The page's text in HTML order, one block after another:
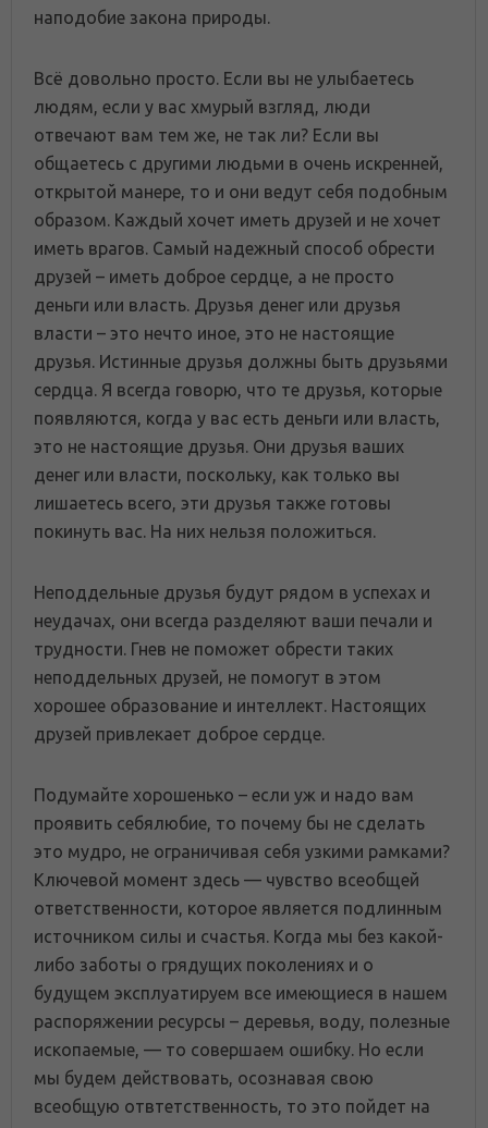
наподобие закона природы.
Всё довольно просто. Если вы не улыбаетесь
людям, если у вас хмурый взгляд, люди
отвечают вам тем же, не так ли? Если вы
общаетесь с другими людьми в очень искренней,
открытой манере, то и они ведут себя подобным
образом. Каждый хочет иметь друзей и не хочет
иметь врагов. Самый надежный способ обрести
друзей – иметь доброе сердце, а не просто
деньги или власть. Друзья денег или друзья
власти – это нечто иное, это не настоящие
друзья. Истинные друзья должны быть друзьями
сердца. Я всегда говорю, что те друзья, которые
появляются, когда у вас есть деньги или власть,
это не настоящие друзья. Они друзья ваших
денег или власти, поскольку, как только вы
лишаетесь всего, эти друзья также готовы
покинуть вас. На них нельзя положиться.
Неподдельные друзья будут рядом в успехах и
неудачах, они всегда разделяют ваши печали и
трудности. Гнев не поможет обрести таких
неподдельных друзей, не помогут в этом
хорошее образование и интеллект. Настоящих
друзей привлекает доброе сердце.
Подумайте хорошенько – если уж и надо вам
проявить себялюбие, то почему бы не сделать
это мудро, не ограничивая себя узкими рамками?
Ключевой момент здесь — чувство всеобщей
ответственности, которое является подлинным
источником силы и счастья. Когда мы без какой-
либо заботы о грядущих поколениях и о
будущем эксплуатируем все имеющиеся в нашем
распоряжении ресурсы – деревья, воду, полезные
ископаемые, — то совершаем ошибку. Но если
мы будем действовать, осознавая свою
всеобщую отвтетственность, то это пойдет на